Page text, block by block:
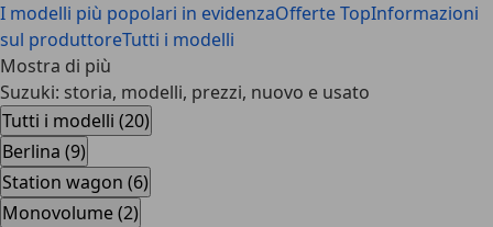
I modelli più popolari in evidenzaOfferte TopInformazioni
sul produttoreTutti i modelli
Mostra di più
Suzuki: storia, modelli, prezzi, nuovo e usato
Tutti i modelli (20)
Berlina (9)
Station wagon (6)
Monovolume (2)